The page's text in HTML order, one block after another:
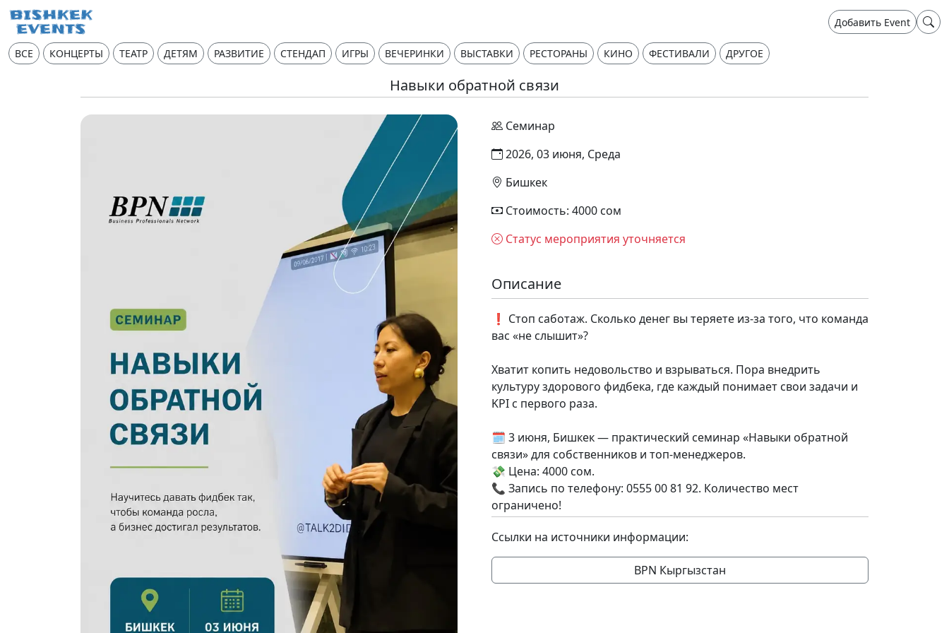
Добавить Event
ВСЕ КОНЦЕРТЫ ТЕАТР ДЕТЯМ РАЗВИТИЕ СТЕНДАП ИГРЫ ВЕЧЕРИНКИ ВЫСТАВКИ РЕСТОРАНЫ КИНО ФЕСТИВАЛИ ДРУГОЕ
Навыки обратной связи
Семинар
2026, 03 июня, Среда
Бишкек
Стоимость: 4000 сом
Статус мероприятия уточняется
Описание
❗ Стоп саботаж. Сколько денег вы теряете из-за того, что команда
вас «не слышит»?
Хватит копить недовольство и взрываться. Пора внедрить
культуру здорового фидбека, где каждый понимает свои задачи и
KPI с первого раза.
🗓 3 июня, Бишкек — практический семинар «Навыки обратной
связи» для собственников и топ-менеджеров.
💸 Цена: 4000 сом.
📞 Запись по телефону: 0555 00 81 92. Количество мест
ограничено!
Ссылки на источники информации:
BPN Кыргызстан